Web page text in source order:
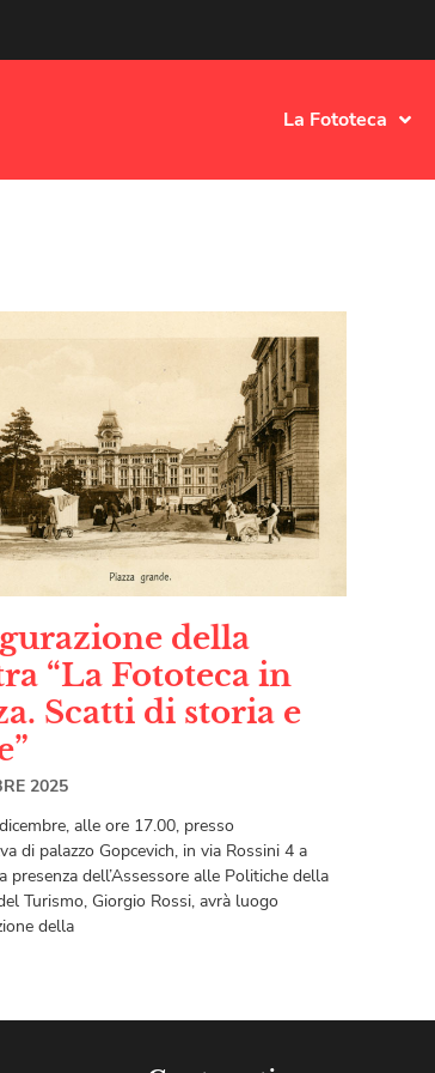
La Fototeca
della
“La Fototeca in
Scatti di storia e
2025
alle ore 17.00, presso
di palazzo Gopcevich, in via Rossini 4 a
presenza dell’Assessore alle Politiche della
Turismo, Giorgio Rossi, avrà luogo
della